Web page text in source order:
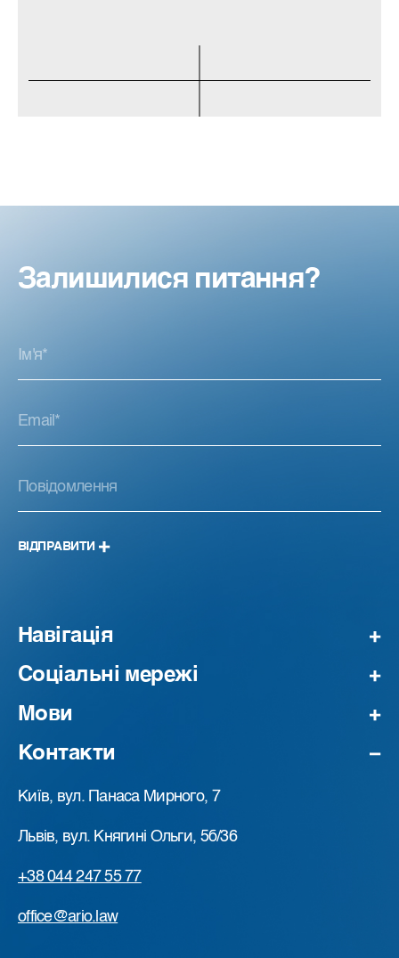
Залишилися питання?
ВІДПРАВИТИ
Навігація
Соціальні мережі
Мови
Контакти
Київ, вул. Панаса Мирного, 7
Львів, вул. Княгині Ольги, 5б/36
+38 044 247 55 77
office@ario.law